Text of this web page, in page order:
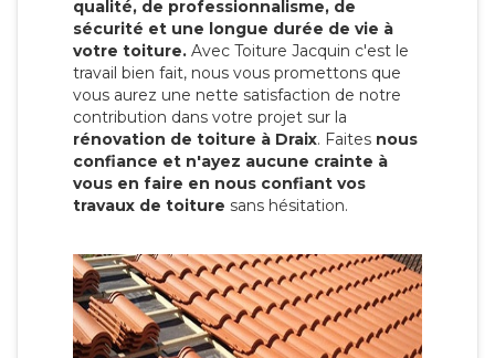
qualité, de professionnalisme, de
sécurité et une longue durée de vie à
votre toiture. Avec Toiture Jacquin c'est le
travail bien fait, nous vous promettons que
vous aurez une nette satisfaction de notre
contribution dans votre projet sur la
rénovation de toiture à Draix. Faites nous
confiance et n'ayez aucune crainte à
vous en faire en nous confiant vos
travaux de toiture sans hésitation.